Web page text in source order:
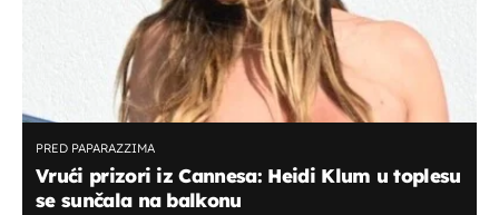
PRED PAPARAZZIMA
Vrući prizori iz Cannesa: Heidi Klum u toplesu
se sunčala na balkonu